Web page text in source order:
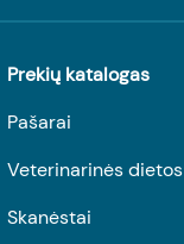
Prekių katalogas
Pašarai
Veterinarinės dietos
Skanėstai